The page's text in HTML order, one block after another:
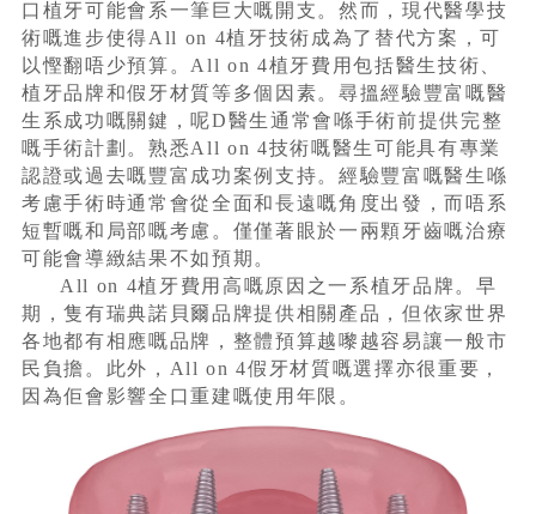
口植牙可能會系一筆巨大嘅開支。然而，現代醫學技
術嘅進步使得All on 4植牙技術成為了替代方案，可
以慳翻唔少預算。All on 4植牙費用包括醫生技術、
植牙品牌和假牙材質等多個因素。尋搵經驗豐富嘅醫
生系成功嘅關鍵，呢D醫生通常會喺手術前提供完整
嘅手術計劃。熟悉All on 4技術嘅醫生可能具有專業
認證或過去嘅豐富成功案例支持。經驗豐富嘅醫生喺
考慮手術時通常會從全面和長遠嘅角度出發，而唔系
短暫嘅和局部嘅考慮。僅僅著眼於一兩顆牙齒嘅治療
可能會導緻結果不如預期。
All on 4植牙費用高嘅原因之一系植牙品牌。早
期，隻有瑞典諾貝爾品牌提供相關產品，但依家世界
各地都有相應嘅品牌，整體預算越嚟越容易讓一般市
民負擔。此外，All on 4假牙材質嘅選擇亦很重要，
因為佢會影響全口重建嘅使用年限。